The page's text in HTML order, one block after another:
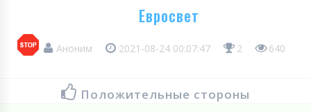
Евросвет
Аноним 2021-08-24 00:07:47 2 640
Положительные стороны